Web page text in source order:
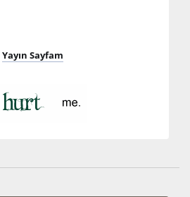
Yayın Sayfam